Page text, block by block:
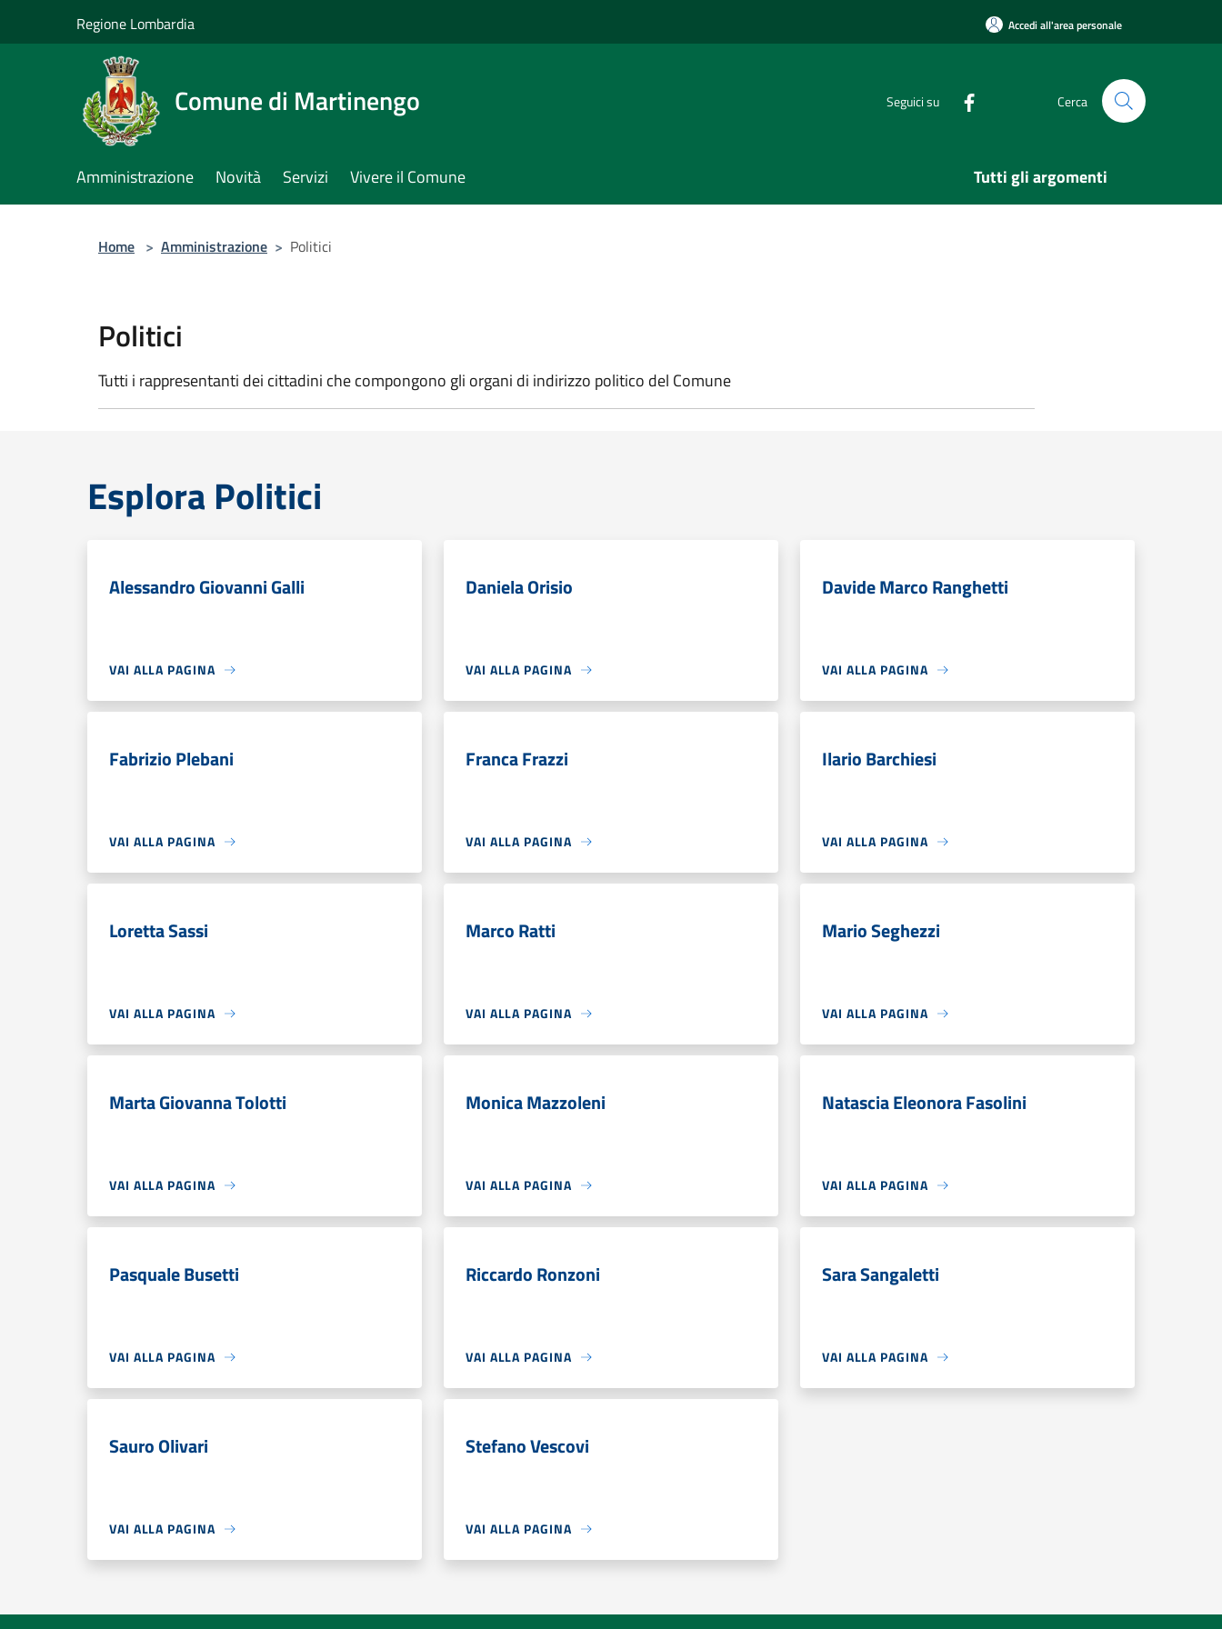
Regione Lombardia Accedi all'area personale
Comune di Martinengo Seguici su Cerca
Amministrazione Novità Servizi Vivere il Comune Tutti gli argomenti
Home > Amministrazione > Politici
Politici
Tutti i rappresentanti dei cittadini che compongono gli organi di indirizzo politico del Comune
Esplora Politici
Alessandro Giovanni Galli
VAI ALLA PAGINA
Daniela Orisio
VAI ALLA PAGINA
Davide Marco Ranghetti
VAI ALLA PAGINA
Fabrizio Plebani
VAI ALLA PAGINA
Franca Frazzi
VAI ALLA PAGINA
Ilario Barchiesi
VAI ALLA PAGINA
Loretta Sassi
VAI ALLA PAGINA
Marco Ratti
VAI ALLA PAGINA
Mario Seghezzi
VAI ALLA PAGINA
Marta Giovanna Tolotti
VAI ALLA PAGINA
Monica Mazzoleni
VAI ALLA PAGINA
Natascia Eleonora Fasolini
VAI ALLA PAGINA
Pasquale Busetti
VAI ALLA PAGINA
Riccardo Ronzoni
VAI ALLA PAGINA
Sara Sangaletti
VAI ALLA PAGINA
Sauro Olivari
VAI ALLA PAGINA
Stefano Vescovi
VAI ALLA PAGINA